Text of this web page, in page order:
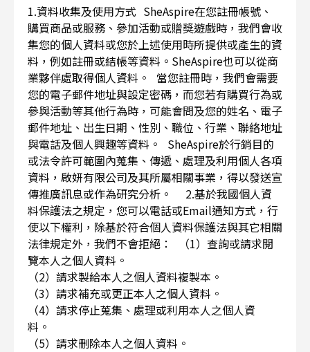
1.資料收集及使用方式 SheAspire在您註冊帳號、
購買商品或服務、參加活動或贈獎遊戲時，我們會收
集您的個人資料或您於上述使用時所提供或產生的資
料，例如註冊或結帳等資料。SheAspire也可以從商
業夥伴處取得個人資料。 當您註冊時，我們會需要
您的電子郵件地址與設定密碼，而您若有購買行為或
參與活動等其他行為時，可能會問及您的姓名、電子
郵件地址、出生日期、性別、職位、行業、聯絡地址
與電話及個人興趣等資料。 SheAspire於行銷目的
或法令許可範圍內蒐集、傳遞、處理及利用個人各項
資料，啟妍有限公司及其所屬相關事業，得以發送宣
傳推廣訊息或作為研究分析。 2.基於我國個人資
料保護法之規定，您可以電話或Email通知方式，行
使以下權利，除基於符合個人資料保護法與其它相關
法律規定外，我們不會拒絕： （1）查詢或請求閱
覽本人之個人資料。
（2）請求製給本人之個人資料複製本。
（3）請求補充或更正本人之個人資料。
（4）請求停止蒐集、處理或利用本人之個人資
料。
（5）請求刪除本人之個人資料。